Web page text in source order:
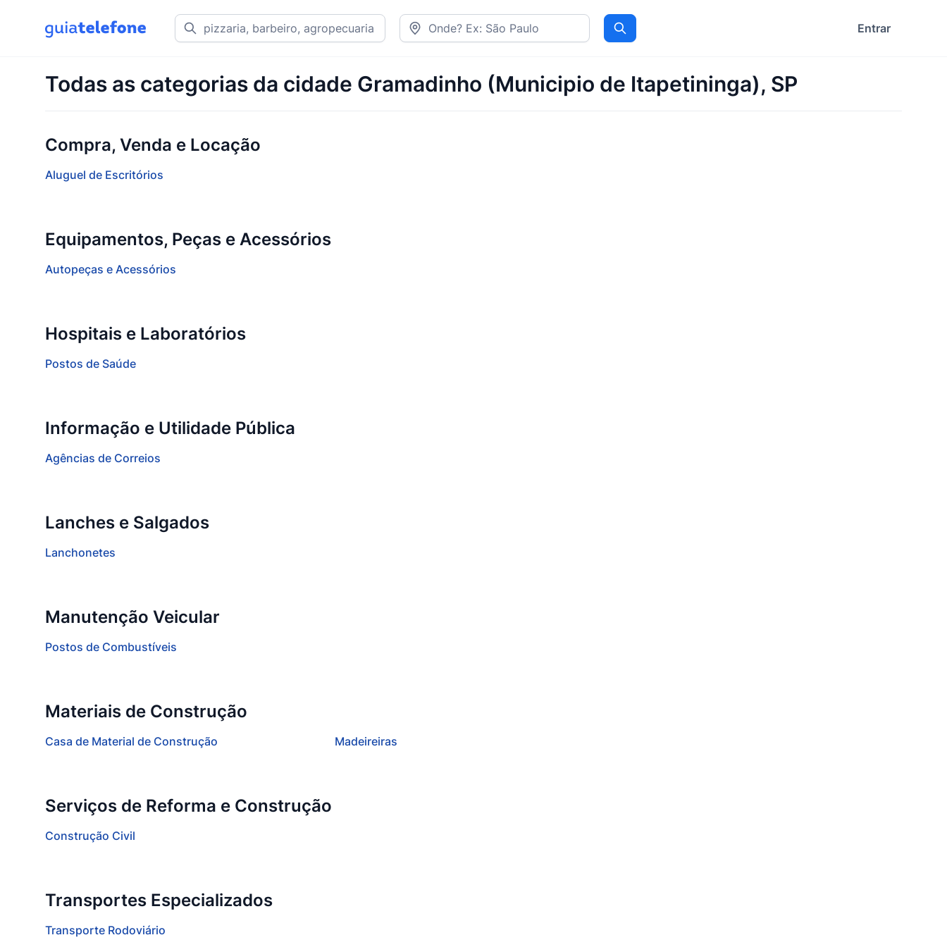
Procurar Entrar
Todas as categorias da cidade Gramadinho (Municipio de Itapetininga), SP
Compra, Venda e Locação
Aluguel de Escritórios
Equipamentos, Peças e Acessórios
Autopeças e Acessórios
Hospitais e Laboratórios
Postos de Saúde
Informação e Utilidade Pública
Agências de Correios
Lanches e Salgados
Lanchonetes
Manutenção Veicular
Postos de Combustíveis
Materiais de Construção
Casa de Material de Construção Madeireiras
Serviços de Reforma e Construção
Construção Civil
Transportes Especializados
Transporte Rodoviário